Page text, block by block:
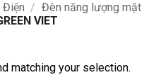
Điện / Đèn năng lượng mặt
VIET
matching your selection.